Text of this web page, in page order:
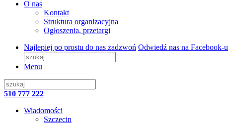
O nas
Kontakt
Struktura organizacyjna
Ogłoszenia, przetargi
Najlepiej po prostu do nas zadzwoń Odwiedź nas na Facebook-u
Menu
510 777 222
Wiadomości
Szczecin